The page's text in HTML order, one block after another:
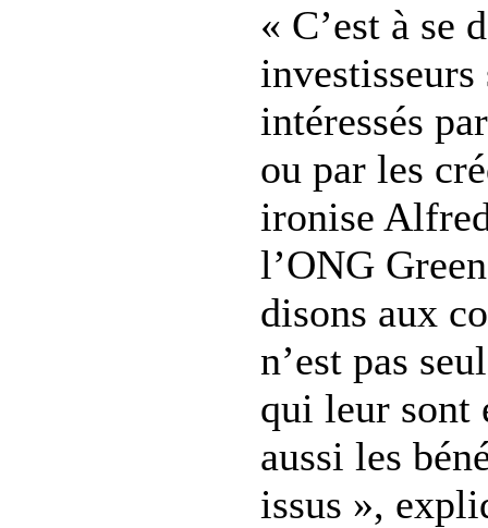
« C’est à se
intéressés
ou par les
ironise
l’ONG
disons aux
n’est pas
qui leur sont
aussi les
issus »,